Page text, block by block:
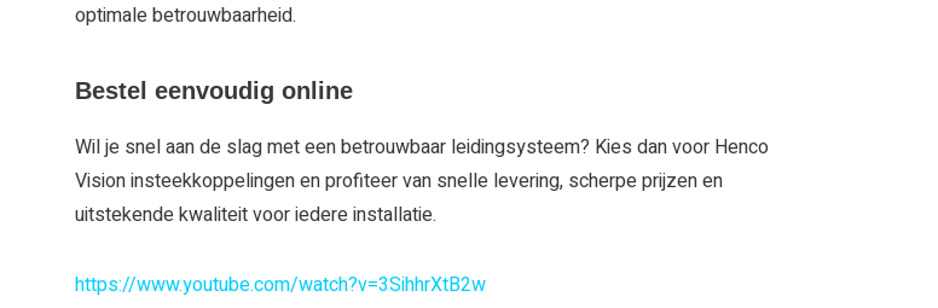
optimale betrouwbaarheid.
Bestel eenvoudig online
Wil je snel aan de slag met een betrouwbaar leidingsysteem? Kies dan voor Henco
Vision insteekkoppelingen en profiteer van snelle levering, scherpe prijzen en
uitstekende kwaliteit voor iedere installatie.
https://www.youtube.com/watch?v=3SihhrXtB2w